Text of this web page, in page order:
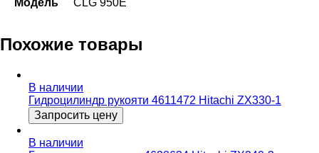
Похожие товары
В наличии
Гидроцилиндр рукояти 4611472 Hitachi ZX330-1
Запросить цену
В наличии